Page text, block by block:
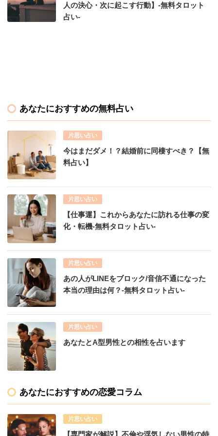
人の決心・次に起こす行動】-無料タロット
占い-
あなたにおすすめの無料占い
片思い占い
今はまだダメ！？結婚前に同棲すべき？【無
料占い】
片思い占い
【仕事運】これからあなたに訪れる仕事の変
化・転機-無料タロット占い-
片思い占い
あの人がLINEをブロック/音信不通になった
本当の理由は何？-無料タロット占い-
片思い占い
あなたとA型男性との相性を占います
あなたにおすすめの恋愛コラム
片思い占い
【専門家が解説】不倫や浮気しない男性の特